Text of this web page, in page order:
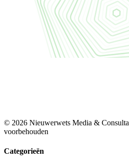
© 2026 Nieuwerwets Media &
voorbehouden
Categorieën